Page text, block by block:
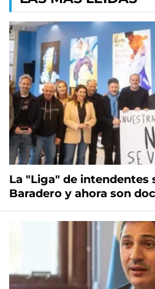
La "Liga" de intendentes
Baradero y ahora son